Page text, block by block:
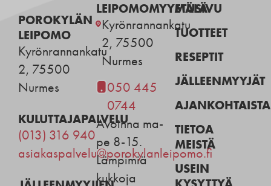
POROKYLÄN
LEIPOMO
Kyrönrannankatu
2, 75500
Nurmes
KULUTTAJAPALVELU
(013) 316 940
asiakaspalvelu@porokylanleipomo.fi
LEIPOMOMYYMÄLÄ
Kyrönrannankatu
2, 75500
Nurmes
050 445
0744
Avoinna ma-
pe 8-15.
Lämpimiä
kukkoja
ETUSIVU
TUOTTEET
RESEPTIT
JÄLLEENMYYJÄT
AJANKOHTAISTA
TIETOA
MEISTÄ
USEIN